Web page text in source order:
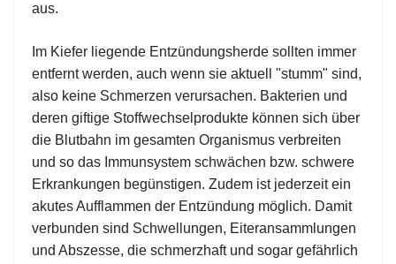
aus.
Im Kiefer liegende Entzündungsherde sollten immer
entfernt werden, auch wenn sie aktuell "stumm" sind,
also keine Schmerzen verursachen. Bakterien und
deren giftige Stoffwechselprodukte können sich über
die Blutbahn im gesamten Organismus verbreiten
und so das Immunsystem schwächen bzw. schwere
Erkrankungen begünstigen. Zudem ist jederzeit ein
akutes Aufflammen der Entzündung möglich. Damit
verbunden sind Schwellungen, Eiteransammlungen
und Abszesse, die schmerzhaft und sogar gefährlich